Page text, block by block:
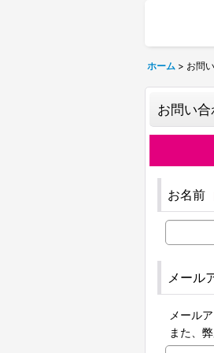
ホーム > お問
お問い
お名前
メール
メール
また、